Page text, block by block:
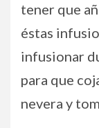
tener que
éstas
infusionar
para que
nevera y